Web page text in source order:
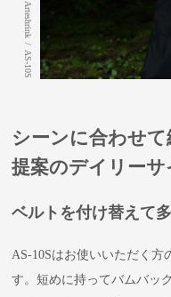
Arteshrink
/
AS-10S
シーンに合わせ
提案のデイリーサ
ベルトを付け替えて
AS-10Sはお使いいただく
す。短めに持ってバムバッ